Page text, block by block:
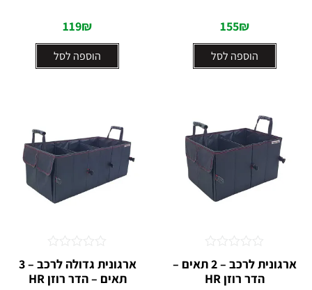
155₪
הוספה לסל
119₪
הוספה לסל
ארגונית לרכב – 2 תאים –
הדר רוזן HR⁩
0
מתוך
ארגונית גדולה לרכב – 3
תאים – הדר רוזן HR
0
מתוך